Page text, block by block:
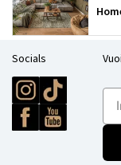
Socials